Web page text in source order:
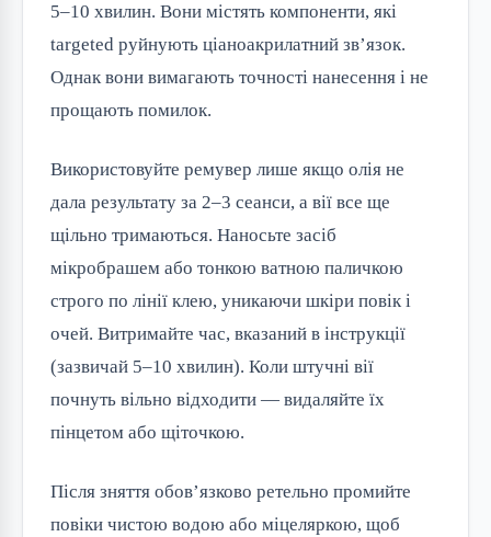
5–10 хвилин. Вони містять компоненти, які
targeted руйнують ціаноакрилатний зв’язок.
Однак вони вимагають точності нанесення і не
прощають помилок.
Використовуйте ремувер лише якщо олія не
дала результату за 2–3 сеанси, а вії все ще
щільно тримаються. Наносьте засіб
мікробрашем або тонкою ватною паличкою
строго по лінії клею, уникаючи шкіри повік і
очей. Витримайте час, вказаний в інструкції
(зазвичай 5–10 хвилин). Коли штучні вії
почнуть вільно відходити — видаляйте їх
пінцетом або щіточкою.
Після зняття обов’язково ретельно промийте
повіки чистою водою або міцеляркою, щоб